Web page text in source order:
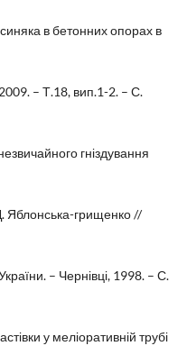
в бетонних опорах в
– Т.18, вип.1-2. – С.
гніздування
грищенко //
– Чернівці, 1998. – С.
у меліоративній трубі